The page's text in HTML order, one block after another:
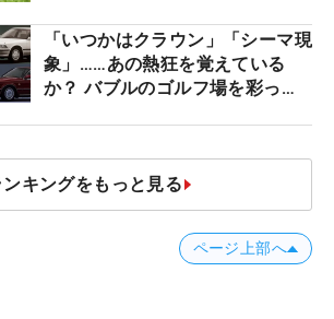
「いつかはクラウン」「シーマ現
象」……あの熱狂を覚えている
か？ バブルのゴルフ場を彩った
ンキングをもっと見る
ページ上部へ